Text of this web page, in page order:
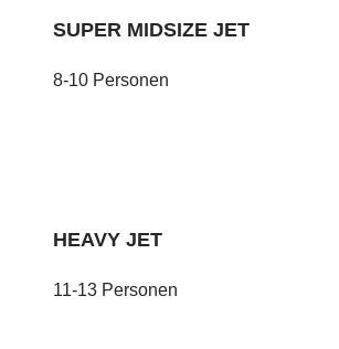
SUPER MIDSIZE JET
8-10 Personen
HEAVY JET
11-13 Personen